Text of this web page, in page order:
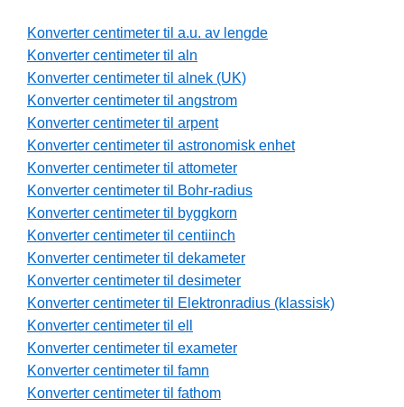
Konverter centimeter til a.u. av lengde
Konverter centimeter til aln
Konverter centimeter til alnek (UK)
Konverter centimeter til angstrom
Konverter centimeter til arpent
Konverter centimeter til astronomisk enhet
Konverter centimeter til attometer
Konverter centimeter til Bohr-radius
Konverter centimeter til byggkorn
Konverter centimeter til centiinch
Konverter centimeter til dekameter
Konverter centimeter til desimeter
Konverter centimeter til Elektronradius (klassisk)
Konverter centimeter til ell
Konverter centimeter til exameter
Konverter centimeter til famn
Konverter centimeter til fathom